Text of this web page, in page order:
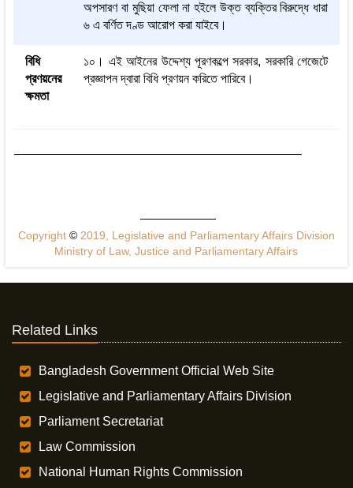
অপসারণ বা মুছিয়া ফেলা না হইলে উক্ত ব্যক্তির বিরুদ্ধে ধারা
৬ এ বর্ণিত দণ্ড আরোপ করা যাইবে।
বিধি
প্রণয়নের
ক্ষমতা
১০। এই আইনের উদ্দেশ্য পূরণকল্পে সরকার, সরকারি গেজেটে
প্রজ্ঞাপন দ্বারা বিধি প্রণয়ন করিতে পারিবে।
Copyright ©2019, Legislative and Parliamentary Affairs Division
Ministry of Law, Justice and Parliamentary Affairs
Related Links
Bangladesh Government Official Web Site
Legislative and Parliamentary Affairs Division
Parliament Secretariat
Law Commission
National Human Rights Commission